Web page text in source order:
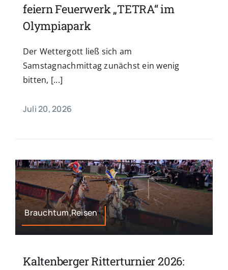
feiern Feuerwerk „TETRA“ im
Olympiapark
Der Wettergott ließ sich am
Samstagnachmittag zunächst ein wenig
bitten, [...]
Juli 20, 2026
Brauchtum,Reisen
Kaltenberger Ritterturnier 2026: